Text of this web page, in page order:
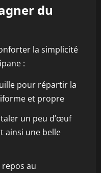
du
la simplicité
:
pour répartir la
et propre
un peu d’œuf
ainsi une belle
repos au